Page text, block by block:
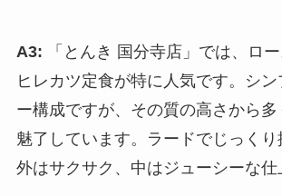
A3: 「とんき 国分寺店」では、ロ
ヒレカツ定食が特に人気です。シン
ー構成ですが、その質の高さから多
魅了しています。ラードでじっく
外はサクサク、中はジューシーな仕